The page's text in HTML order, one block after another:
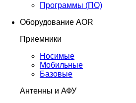
Программы (ПО)
Оборудование AOR
Приемники
Носимые
Мобильные
Базовые
Антенны и АФУ